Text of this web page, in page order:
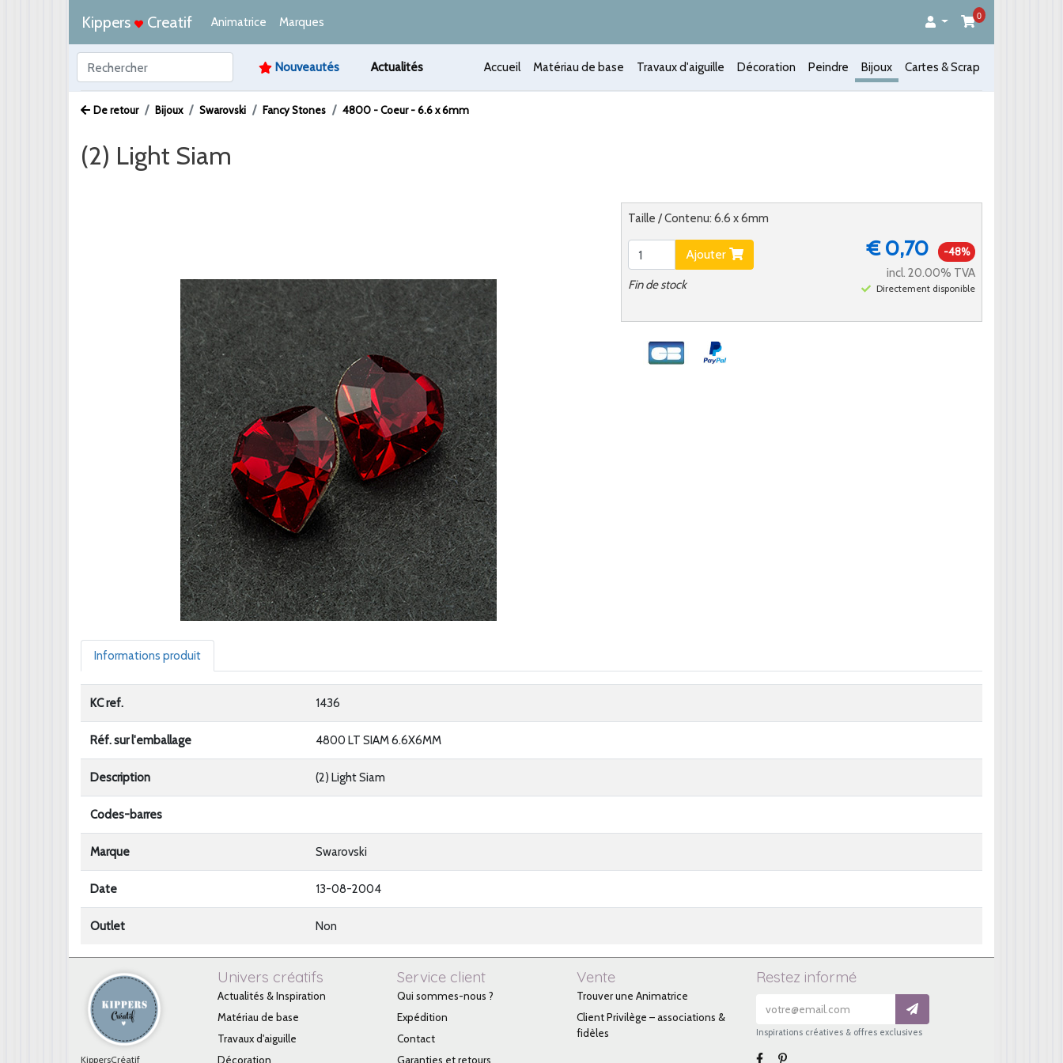
Kippers Creatif Animatrice Marques 0
Nouveautés Actualités Accueil Matériau de base Travaux d'aiguille Décoration Peindre Bijoux Cartes & Scrap
De retour Bijoux Swarovski Fancy Stones 4800 - Coeur - 6.6 x 6mm
(2) Light Siam
Taille / Contenu: 6.6 x 6mm
Ajouter
Fin de stock
€ 0,70 -48%
incl. 20.00% TVA
Directement disponible
Informations produit
KC ref. 1436
Réf. sur l'emballage 4800 LT SIAM 6.6X6MM
Description (2) Light Siam
Codes-barres
Marque Swarovski
Date 13-08-2004
Outlet Non
KippersCréatif
Univers créatifs
Actualités & Inspiration
Matériau de base
Travaux d'aiguille
Décoration
Service client
Qui sommes-nous ?
Expédition
Contact
Garanties et retours
Vente
Trouver une Animatrice
Client Privilège – associations &
fidèles
Restez informé
Inspirations créatives & offres exclusives